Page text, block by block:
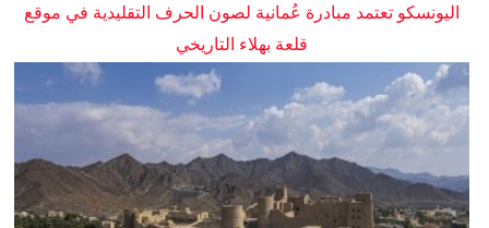
اليونسكو تعتمد مبادرة عُمانية لصون الحرف التقليدية في موقع
قلعة بهلاء التاريخي